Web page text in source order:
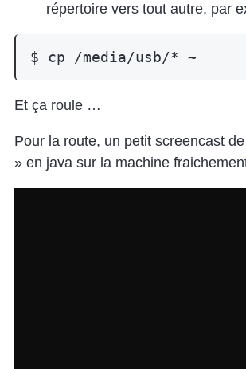
répertoire vers tout autre, par
$ cp /media/usb/*
Et ça roule …
Pour la route, un petit screencast
» en java sur la machine